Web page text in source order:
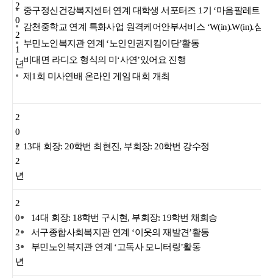
2
0
2
1
년
중구정신건강복지센터 연계 대학생 서포터즈 1기 ‘마음팔레트’
감천중학교 연계 특화사업 원격케어안부서비스 ‘W(in).W(in).심신
부민노인복지관 연계 ‘노인인권지킴이단’활동
비대면 라디오 형식의 미‘사연’있어요 진행
제1회 미사연배 온라인 게임 대회 개최
2
0
2
2
년
13대 회장: 20학번 최현진, 부회장: 20학번 강수정
2
0
2
3
년
14대 회장: 18학번 구시현, 부회장: 19학번 채희승
서구종합사회복지관 연계 ‘이웃의 재발견’활동
부민노인복지관 연계 ‘고독사 모니터링’활동